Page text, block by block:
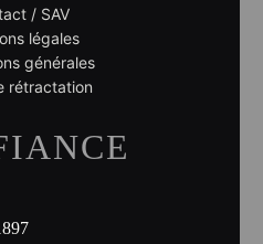
/ SAV
légales
générales
rétractation